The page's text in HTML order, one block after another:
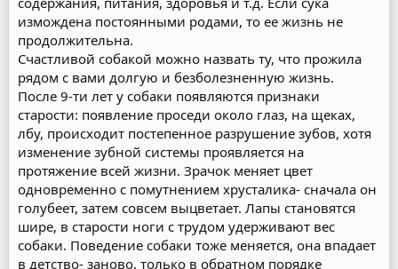
измождена постоянными родами, то ее жизнь не
продолжительна.
Счастливой собакой можно назвать ту, что прожила
рядом с вами долгую и безболезненную жизнь.
После 9-ти лет у собаки появляются признаки
старости: появление проседи около глаз, на щеках,
лбу, происходит постепенное разрушение зубов, хотя
изменение зубной системы проявляется на
протяжение всей жизни. Зрачок меняет цвет
одновременно с помутнением хрусталика- сначала он
голубеет, затем совсем выцветает. Лапы становятся
шире, в старости ноги с трудом удерживают вес
собаки. Поведение собаки тоже меняется, она впадает
в детство- заново, только в обратном порядке